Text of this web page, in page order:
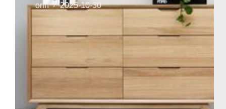
orin
2025-10-30